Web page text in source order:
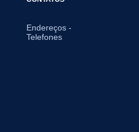
Endereços -
Telefones